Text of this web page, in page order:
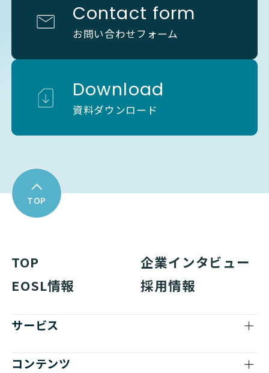
Contact form
お問い合わせフォーム
Download
資料ダウンロード
TOP
TOP
企業インタビュー
EOSL情報
採用情報
サービス
コンテンツ